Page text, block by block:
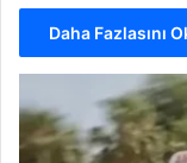
Daha Fazlasını